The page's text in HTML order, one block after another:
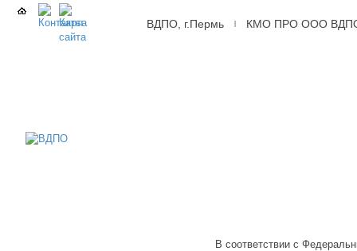
ВДПО, г.Пермь КМО ПРО ООО
В соответствии с